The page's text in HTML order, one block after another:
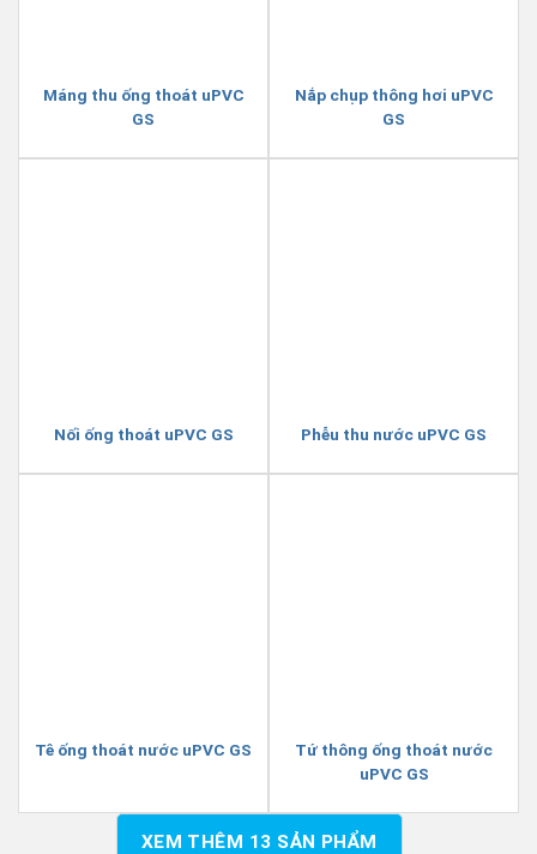
Máng thu ống thoát uPVC
GS
Nắp chụp thông hơi uPVC
GS
Nối ống thoát uPVC GS Phễu thu nước uPVC GS
Tê ống thoát nước uPVC GS
Tứ thông ống thoát nước
uPVC GS
XEM THÊM 13 SẢN PHẨM